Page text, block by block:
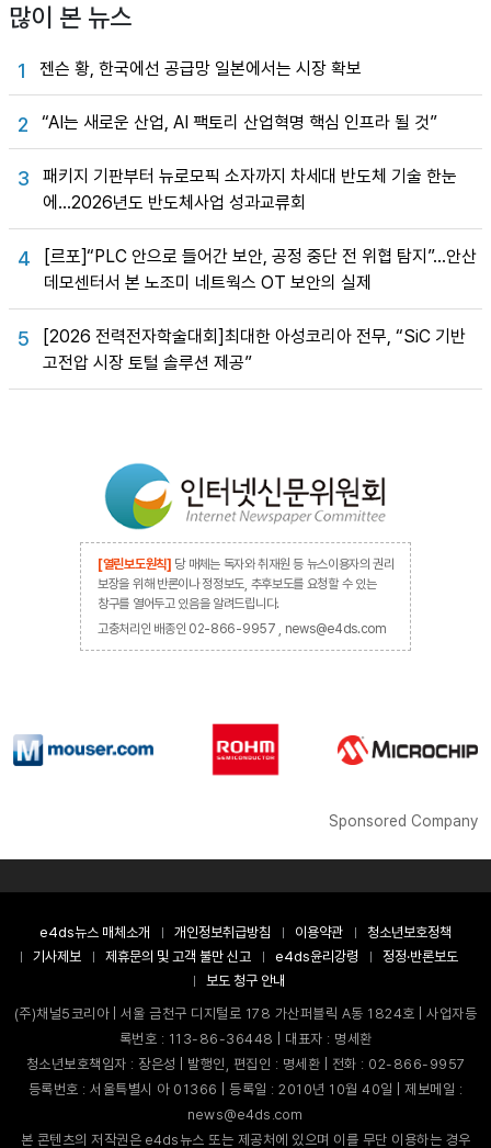
많이 본 뉴스
1 젠슨 황, 한국에선 공급망 일본에서는 시장 확보
2 “AI는 새로운 산업, AI 팩토리 산업혁명 핵심 인프라 될 것”
3
패키지 기판부터 뉴로모픽 소자까지 차세대 반도체 기술 한눈
에…2026년도 반도체사업 성과교류회
4
[르포]“PLC 안으로 들어간 보안, 공정 중단 전 위협 탐지”…안산
데모센터서 본 노조미 네트웍스 OT 보안의 실제
5
[2026 전력전자학술대회]최대한 아성코리아 전무, “SiC 기반
고전압 시장 토털 솔루션 제공”
[열린보도원칙] 당 매체는 독자와 취재원 등 뉴스이용자의 권리
보장을 위해 반론이나 정정보도, 추후보도를 요청할 수 있는
창구를 열어두고 있음을 알려드립니다.
고충처리인 배종인 02-866-9957 , news@e4ds.com
Sponsored Company
e4ds뉴스 매체소개 개인정보취급방침 이용약관
청소년보호정책
기사제보
제휴문의 및 고객 불만 신고 e4ds윤리강령
정정·반론보도
보도 청구 안내
(주)채널5코리아 | 서울 금천구 디지털로 178 가산퍼블릭 A동 1824호 | 사업자등
록번호 : 113-86-36448 | 대표자 : 명세환
청소년보호책임자 : 장은성 | 발행인, 편집인 : 명세환 | 전화 : 02-866-9957
등록번호 : 서울특별시 아 01366 | 등록일 : 2010년 10월 40일 | 제보메일 :
news@e4ds.com
본 콘텐츠의 저작권은 e4ds뉴스 또는 제공처에 있으며 이를 무단 이용하는 경우